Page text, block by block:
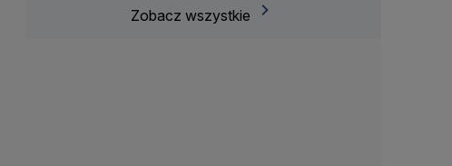
Zobacz wszystkie